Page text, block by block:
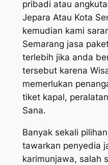
pribadi atau
Jepara Atau Kota
kemudian kami
Semarang jasa
terlebih jika anda
tersebut karena
memerlukan
tiket kapal,
Sana.
Banyak sekali
tawarkan penyedia
karimunjawa, salah